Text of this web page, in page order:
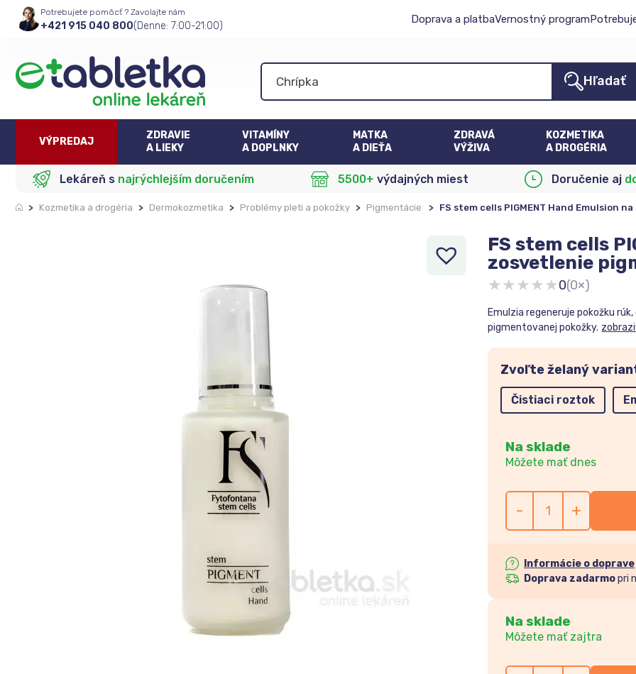
Potrebujete pomôcť ? Zavolajte nám
+421 915 040 800(Denne: 7:00-21:00)
Doprava a platbaVernostný program
Hľadať
VÝPREDAJ
ZDRAVIE
A LIEKY
VITAMÍNY
A DOPLNKY
MATKA
A DIEŤA
ZDRAVÁ
VÝŽIVA
KOZMETIKA
A DROGÉRIA
Lekáreň s najrýchlejším doručením 5500+ výdajných miest Doručenie aj
> Kozmetika a drogéria > Dermokozmetika > Problémy pleti a pokožky > Pigmentácie > FS stem cells PIGMENT Hand Emulsion
FS stem cells
zosvetlenie
★★★★★0(0×)
Emulzia regeneruje pokožku
pigmentovanej pokožky.
Zvoľte želaný
Čistiaci roztok
Na sklade
Môžete mať dnes
- +
Informácie o doprave
Doprava zadarmopri
Na sklade
Môžete mať zajtra